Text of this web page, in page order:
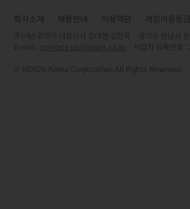
contact-us@nexon.co.kr
© NEXON Korea Corporation All Rights Reserved.